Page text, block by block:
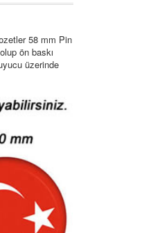
58 mm Pin
ön baskı
üzerinde